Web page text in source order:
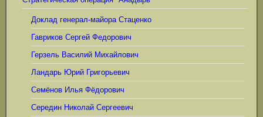
Доклад генерал-майора Стаценко
Гавриков Сергей Федорович
Герзель Василий Михайлович
Ландарь Юрий Григорьевич
Семёнов Илья Фёдорович
Середин Николай Сергеевич